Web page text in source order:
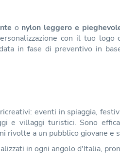
o nylon leggero e
con il tuo
in fase di preventivo in
eventi in spiaggia,
e villaggi turistici. Sono
rivolte a un pubblico giovane e
in ogni angolo d'Italia,